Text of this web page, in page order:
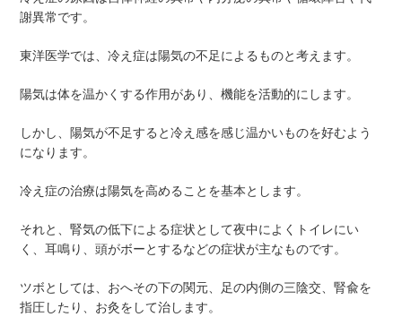
謝異常です。
東洋医学では、冷え症は陽気の不足によるものと考えます。
陽気は体を温かくする作用があり、機能を活動的にします。
しかし、陽気が不足すると冷え感を感じ温かいものを好むよう
になります。
冷え症の治療は陽気を高めることを基本とします。
それと、腎気の低下による症状として夜中によくトイレにい
く、耳鳴り、頭がボーとするなどの症状が主なものです。
ツボとしては、おへその下の関元、足の内側の三陰交、腎兪を
指圧したり、お灸をして治します。